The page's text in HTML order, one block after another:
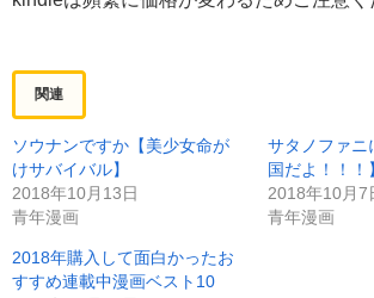
関連
ソウナンですか【美少女命が
けサバイバル】
2018年10月13日
青年漫画
サタノファニ
国だよ！！！】
2018年10月7
青年漫画
2018年購入して面白かったお
すすめ連載中漫画ベスト10